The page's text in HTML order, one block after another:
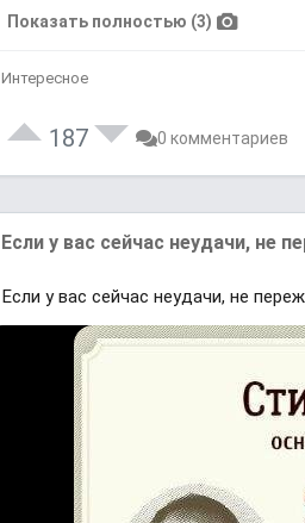
Показать полностью (3)
Интересное
187 0 комментариев
Если у вас сейчас неудачи, не
Если у вас сейчас неудачи, не